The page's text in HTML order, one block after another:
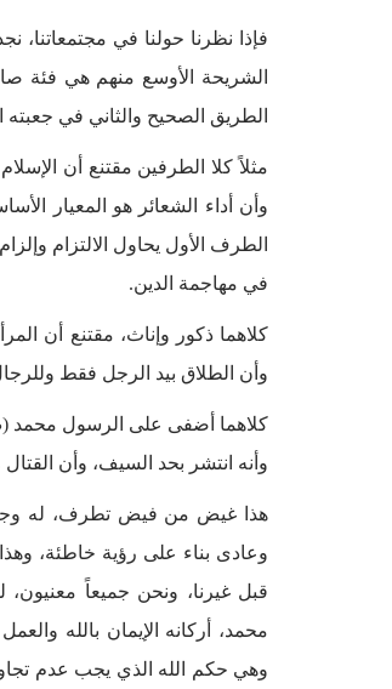
فإذا نظرنا حولنا في مجتمعاتنا،
الشريحة الأوسع منهم هي فئة
الطريق الصحيح والثاني في جعبته
مثلاً كلا الطرفين مقتنع أن
وأن أداء الشعائر هو المعيار
الطرف الأول يحاول الالتزام
في مهاجمة الدين.
كلاهما ذكور وإناث، مقتنع أن
وأن الطلاق بيد الرجل فقط
كلاهما أضفى على الرسول محمد (ص)
وأنه انتشر بحد السيف، وأن
هذا غيض من فيض تطرف، له
وعادى بناء على رؤية خاطئة،
قبل غيرنا، ونحن جميعاً
وهي حكم الله الذي يجب عدم